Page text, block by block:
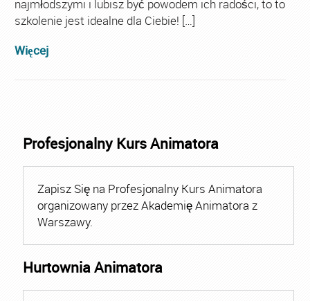
najmłodszymi i lubisz być powodem ich radości, to to
szkolenie jest idealne dla Ciebie! […]
Więcej
Profesjonalny Kurs Animatora
Zapisz Się na Profesjonalny Kurs Animatora
organizowany przez Akademię Animatora z
Warszawy.
Hurtownia Animatora